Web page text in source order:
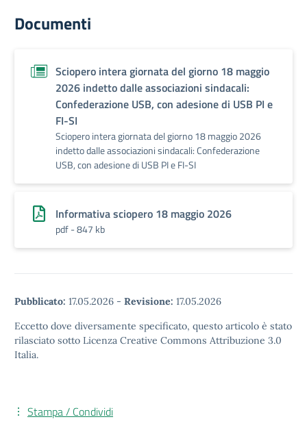
Documenti
Sciopero intera giornata del giorno 18 maggio
2026 indetto dalle associazioni sindacali:
Confederazione USB, con adesione di USB PI e
FI-SI
Sciopero intera giornata del giorno 18 maggio 2026
indetto dalle associazioni sindacali: Confederazione
USB, con adesione di USB PI e FI-SI
Informativa sciopero 18 maggio 2026
pdf - 847 kb
Pubblicato: 17.05.2026 - Revisione: 17.05.2026
Eccetto dove diversamente specificato, questo articolo è stato
rilasciato sotto Licenza Creative Commons Attribuzione 3.0
Italia.
Stampa / Condividi